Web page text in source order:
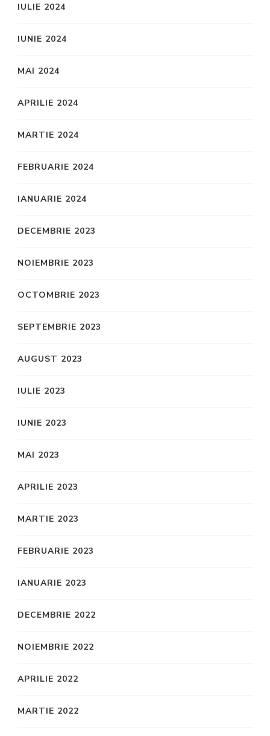
IULIE 2024
IUNIE 2024
MAI 2024
APRILIE 2024
MARTIE 2024
FEBRUARIE 2024
IANUARIE 2024
DECEMBRIE 2023
NOIEMBRIE 2023
OCTOMBRIE 2023
SEPTEMBRIE 2023
AUGUST 2023
IULIE 2023
IUNIE 2023
MAI 2023
APRILIE 2023
MARTIE 2023
FEBRUARIE 2023
IANUARIE 2023
DECEMBRIE 2022
NOIEMBRIE 2022
APRILIE 2022
MARTIE 2022